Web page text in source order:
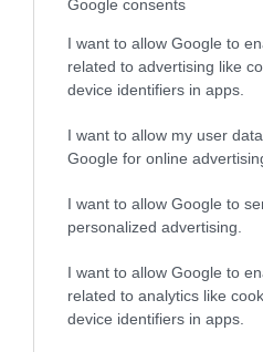
Google consents
I want to allow Google to
related to advertising like
device identifiers in apps.
I want to allow my user
Google for online
I want to allow Google to
personalized advertising.
I want to allow Google to
related to analytics like
device identifiers in apps.